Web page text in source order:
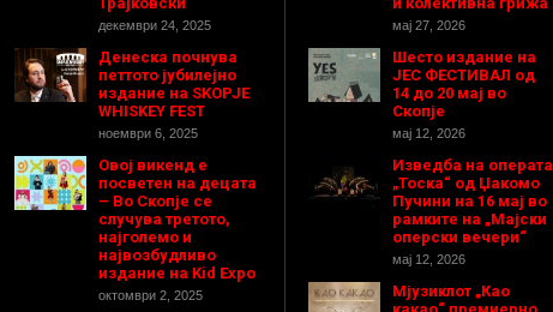
декември 24, 2025
Денеска почнува
петтото јубилејно
издание на SKOPJE
WHISKEY FEST
ноември 6, 2025
Овој викенд е
посветен на децата
– Во Скопје се
случува третото,
најголемо и
највозбудливо
издание на Kid Expo
октомври 2, 2025
мај 27, 2026
Шесто издание на
ЈЕС ФЕСТИВАЛ од
14 до 20 мај во
Скопје
мај 12, 2026
Изведба на операта
„Тоска“ од Џакомо
Пучини на 16 мај во
рамките на „Мајски
оперски вечери“
мај 12, 2026
Мјузиклот „Као